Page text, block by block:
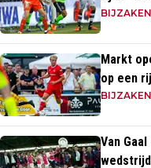
Ajax'
Markt
op een
Van